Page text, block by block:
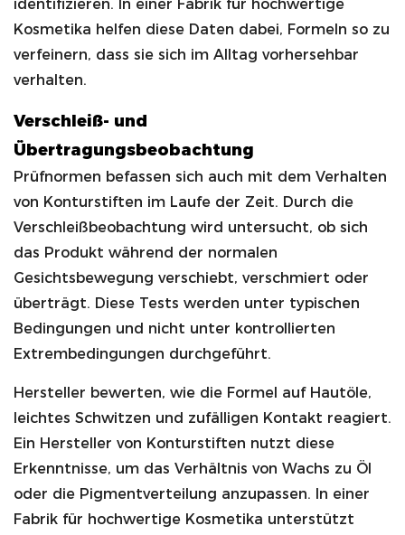
identifizieren. In einer Fabrik für hochwertige
Kosmetika helfen diese Daten dabei, Formeln so zu
verfeinern, dass sie sich im Alltag vorhersehbar
verhalten.
Verschleiß- und
Übertragungsbeobachtung
Prüfnormen befassen sich auch mit dem Verhalten
von Konturstiften im Laufe der Zeit. Durch die
Verschleißbeobachtung wird untersucht, ob sich
das Produkt während der normalen
Gesichtsbewegung verschiebt, verschmiert oder
überträgt. Diese Tests werden unter typischen
Bedingungen und nicht unter kontrollierten
Extrembedingungen durchgeführt.
Hersteller bewerten, wie die Formel auf Hautöle,
leichtes Schwitzen und zufälligen Kontakt reagiert.
Ein Hersteller von Konturstiften nutzt diese
Erkenntnisse, um das Verhältnis von Wachs zu Öl
oder die Pigmentverteilung anzupassen. In einer
Fabrik für hochwertige Kosmetika unterstützt